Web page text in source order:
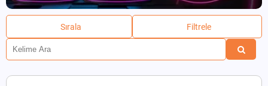
Sırala Filtrele